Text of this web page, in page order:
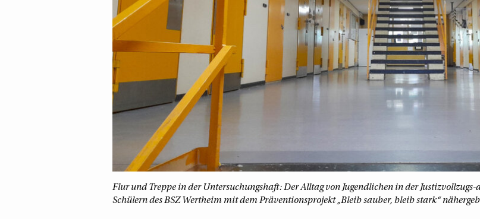
Flur und Treppe in der Untersuchungshaft: Der Alltag von Jugendlichen in der
Schülern des BSZ Wertheim mit dem Präventionsprojekt „Bleib sauber, bleib stark“